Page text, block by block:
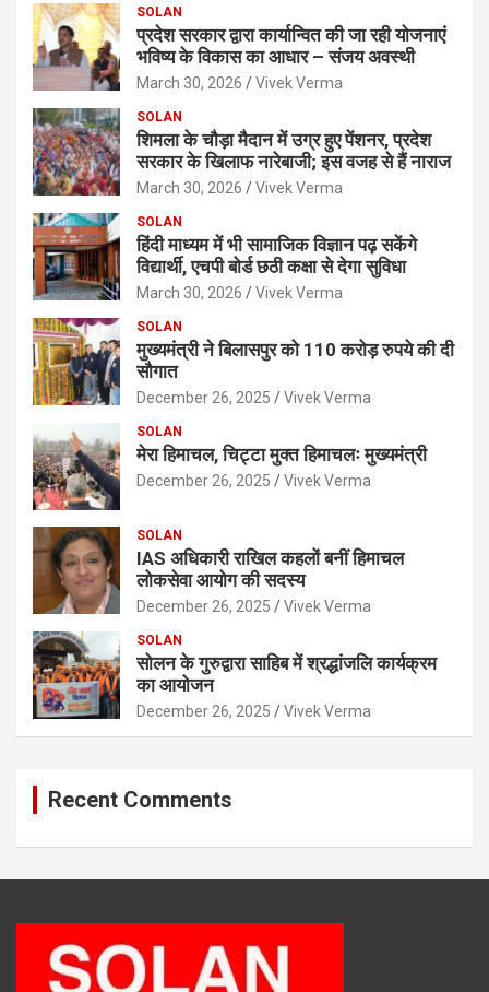
SOLAN
प्रदेश सरकार द्वारा कार्यान्वित की जा रही योजनाएं
भविष्य के विकास का आधार – संजय अवस्थी
March 30, 2026 Vivek Verma
SOLAN
शिमला के चौड़ा मैदान में उग्र हुए पेंशनर, प्रदेश
सरकार के खिलाफ नारेबाजी; इस वजह से हैं नाराज
March 30, 2026 Vivek Verma
SOLAN
हिंदी माध्यम में भी सामाजिक विज्ञान पढ़ सकेंगे
विद्यार्थी, एचपी बोर्ड छठी कक्षा से देगा सुविधा
March 30, 2026 Vivek Verma
SOLAN
मुख्यमंत्री ने बिलासपुर को 110 करोड़ रुपये की दी
सौगात
December 26, 2025 Vivek Verma
SOLAN
मेरा हिमाचल, चिट्टा मुक्त हिमाचलः मुख्यमंत्री
December 26, 2025 Vivek Verma
SOLAN
IAS अधिकारी राखिल कहलों बनीं हिमाचल
लोकसेवा आयोग की सदस्य
December 26, 2025 Vivek Verma
SOLAN
सोलन के गुरुद्वारा साहिब में श्रद्धांजलि कार्यक्रम
का आयोजन
December 26, 2025 Vivek Verma
Recent Comments